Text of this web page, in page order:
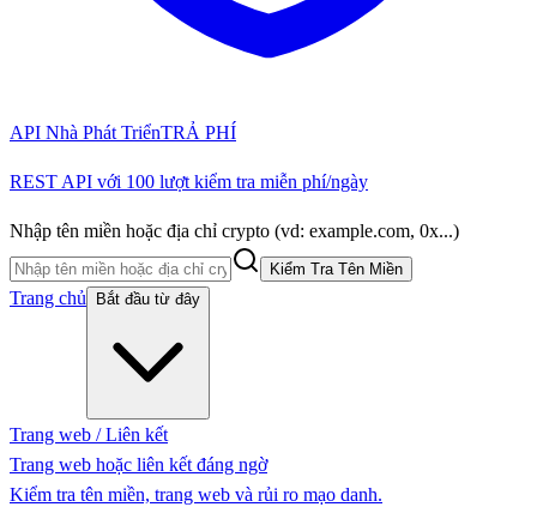
API Nhà Phát TriểnTRẢ PHÍ
REST API với 100 lượt kiểm tra miễn phí/ngày
Nhập tên miền hoặc địa chỉ crypto (vd: example.com, 0x...)
Kiểm Tra Tên Miền
Trang chủ Bắt đầu từ đây
Trang web / Liên kết
Trang web hoặc liên kết đáng ngờ
Kiểm tra tên miền, trang web và rủi ro mạo danh.